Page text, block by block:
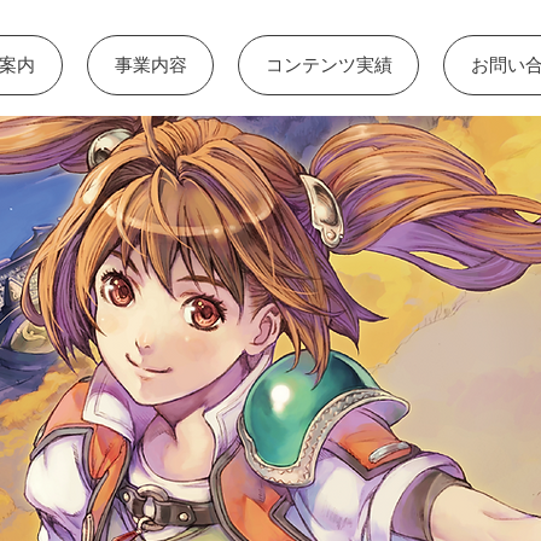
内 事業内容 コンテンツ実績 お問い